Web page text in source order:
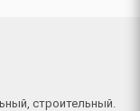
строительный.